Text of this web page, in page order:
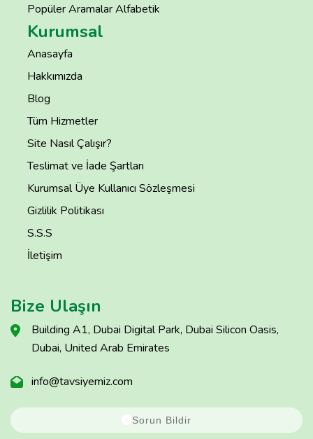
Popüler Aramalar Alfabetik
Kurumsal
Anasayfa
Hakkımızda
Blog
Tüm Hizmetler
Site Nasıl Çalışır?
Teslimat ve İade Şartları
Kurumsal Üye Kullanıcı Sözleşmesi
Gizlilik Politikası
S.S.S
İletişim
Bize Ulaşın
Building A1, Dubai Digital Park, Dubai Silicon Oasis,
Dubai, United Arab Emirates
info@tavsiyemiz.com
Sorun Bildir